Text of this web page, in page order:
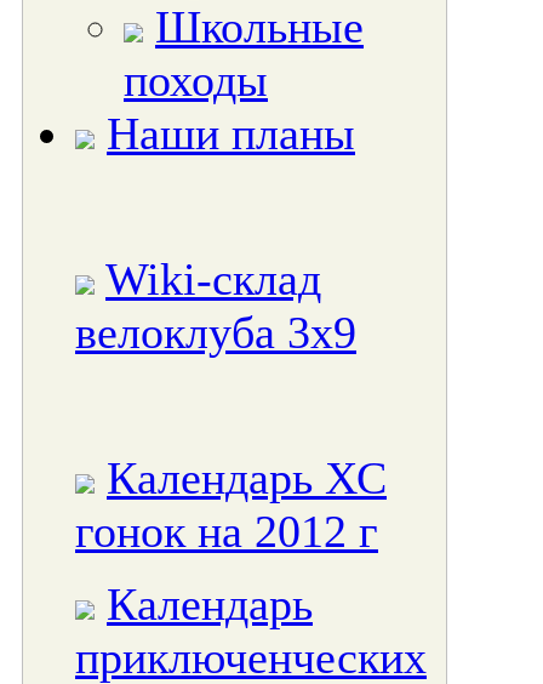
Школьные
походы
Наши планы
Wiki-склад
велоклуба 3x9
Календарь ХС
гонок на 2012 г
Календарь
приключенческих